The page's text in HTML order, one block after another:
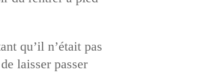
qu’il n’était pas
laisser passer